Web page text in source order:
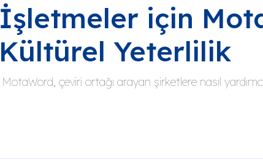
İşletmeler için
Kültürel Yeterlilik
MotaWord, çeviri ortağı arayan şirketlere nasıl